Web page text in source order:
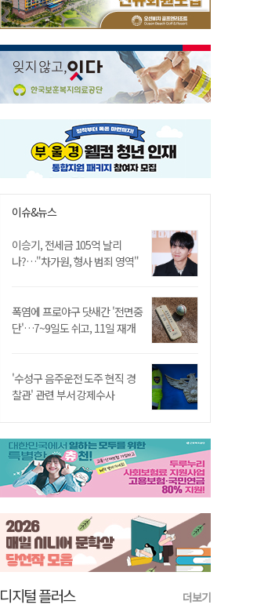
이슈&뉴스
이승기, 전세금 105억 날리
나?…"차가원, 형사 범죄 영역"
폭염에 프로야구 닷새간 '전면중
단'…7~9일도 쉬고, 11일 재개
'수성구 음주운전 도주 현직 경
찰관' 관련 부서 강제수사
디지털 플러스 더보기